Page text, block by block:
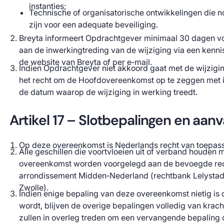
instanties;
Technische of organisatorische ontwikkelingen die
zijn voor een adequate beveiliging.
Breyta informeert Opdrachtgever minimaal 30 dagen
aan de inwerkingtreding van de wijziging via een
de website van Breyta of per e‑mail.
Indien Opdrachtgever niet akkoord gaat met de
het recht om de Hoofdovereenkomst op te zeggen met
de datum waarop de wijziging in werking treedt.
Artikel 17 – Slotbepalingen en
Op deze overeenkomst is Nederlands recht van
Alle geschillen die voortvloeien uit of verband houden
overeenkomst worden voorgelegd aan de bevoegde
arrondissement Midden‑Nederland (rechtbank
Zwolle).
Indien enige bepaling van deze overeenkomst nietig is
wordt, blijven de overige bepalingen volledig van
zullen in overleg treden om een vervangende bepaling